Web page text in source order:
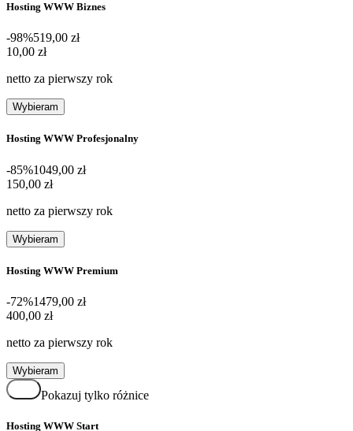
Hosting WWW Biznes
-98%519,00 zł
10,00 zł
10,00 zł
netto za pierwszy rok
Wybieram
Hosting WWW Profesjonalny
-85%1049,00 zł
150,00 zł
150,00 zł
netto za pierwszy rok
Wybieram
Hosting WWW Premium
-72%1479,00 zł
400,00 zł
400,00 zł
netto za pierwszy rok
Wybieram
Pokazuj tylko różnice
Hosting WWW Start